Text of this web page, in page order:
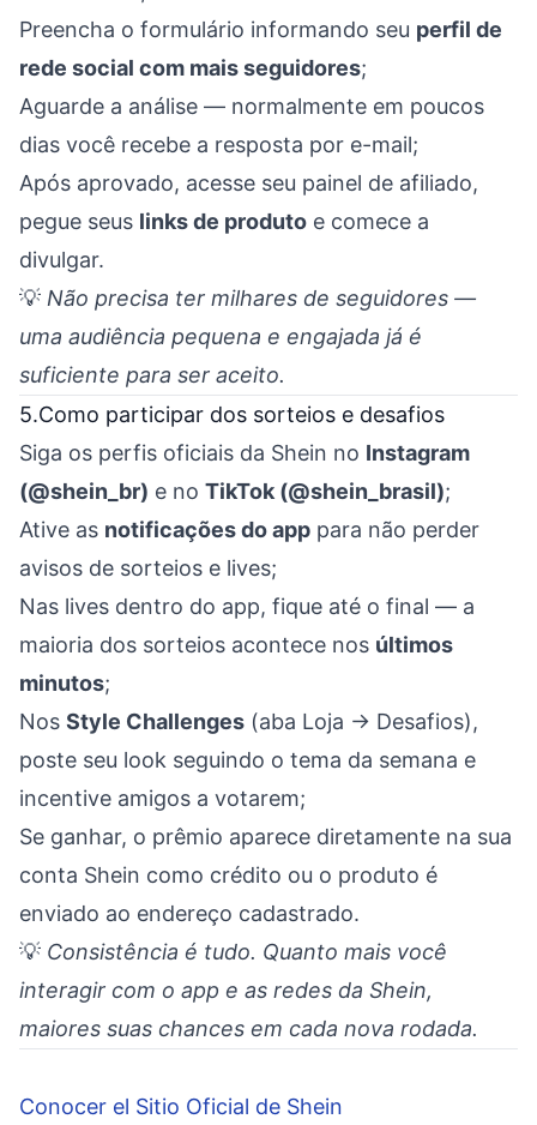
Preencha o formulário informando seu perfil de
rede social com mais seguidores;
Aguarde a análise — normalmente em poucos
dias você recebe a resposta por e-mail;
Após aprovado, acesse seu painel de afiliado,
pegue seus links de produto e comece a
divulgar.
💡 Não precisa ter milhares de seguidores —
uma audiência pequena e engajada já é
suficiente para ser aceito.
5.Como participar dos sorteios e desafios
Siga os perfis oficiais da Shein no Instagram
(@shein_br) e no TikTok (@shein_brasil);
Ative as notificações do app para não perder
avisos de sorteios e lives;
Nas lives dentro do app, fique até o final — a
maioria dos sorteios acontece nos últimos
minutos;
Nos Style Challenges (aba Loja → Desafios),
poste seu look seguindo o tema da semana e
incentive amigos a votarem;
Se ganhar, o prêmio aparece diretamente na sua
conta Shein como crédito ou o produto é
enviado ao endereço cadastrado.
💡 Consistência é tudo. Quanto mais você
interagir com o app e as redes da Shein,
maiores suas chances em cada nova rodada.
Conocer el Sitio Oficial de Shein